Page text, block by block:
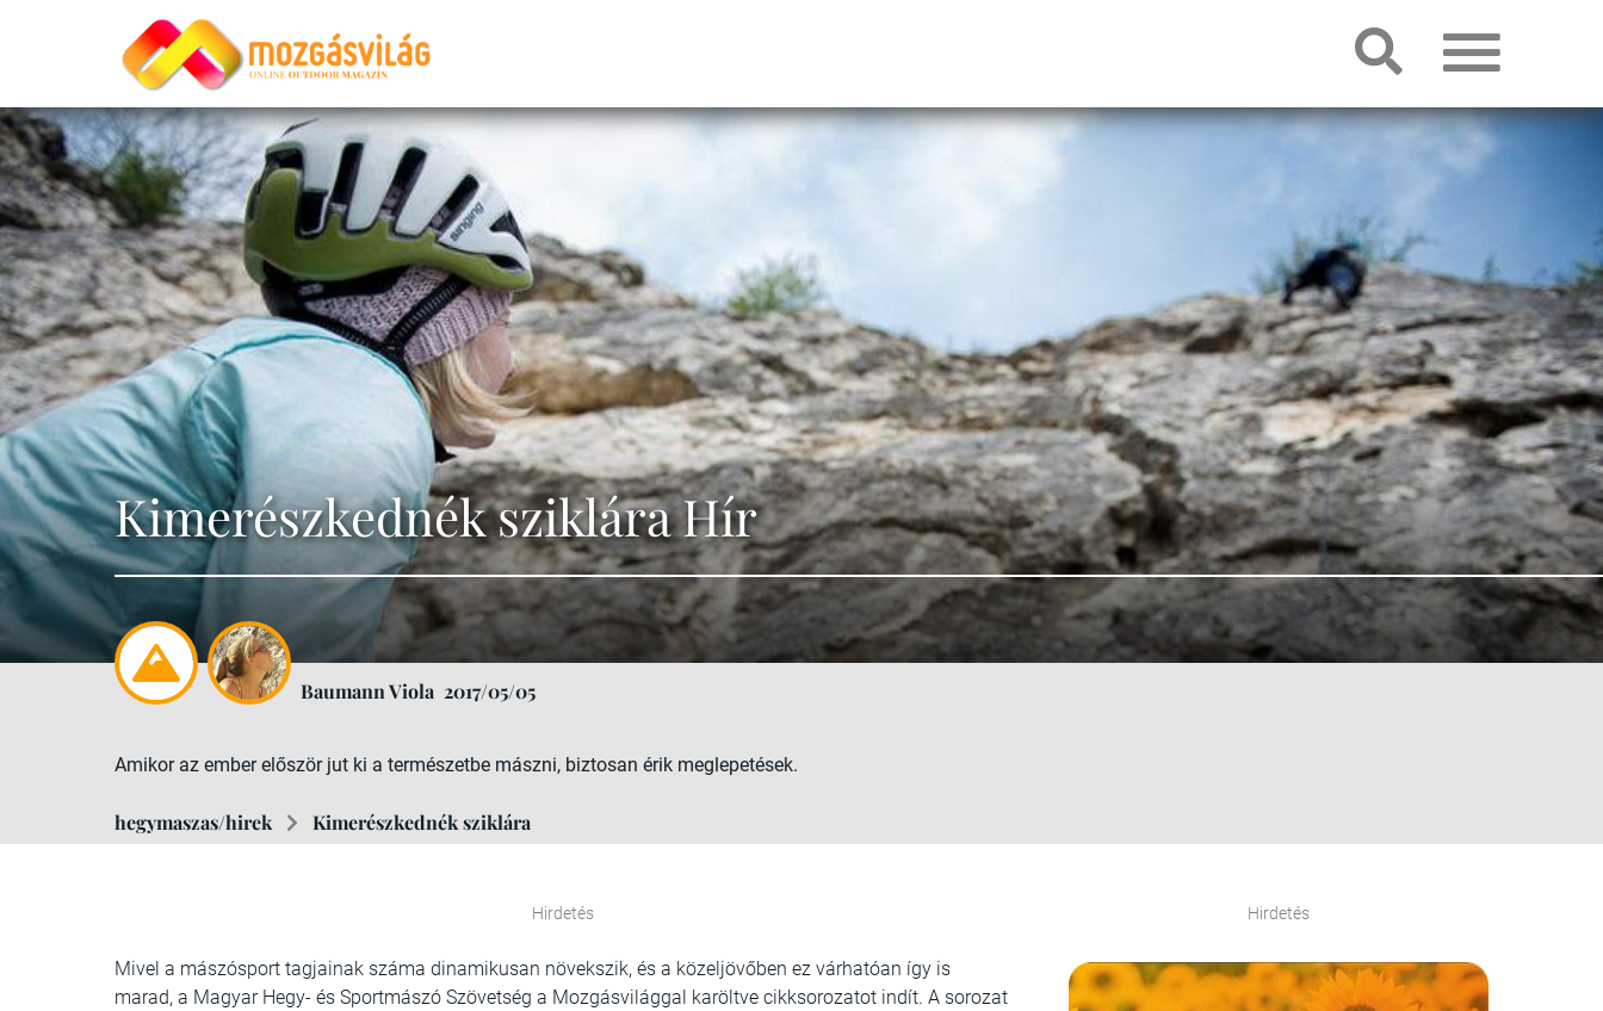
Kimerészkednék sziklára Hír
Baumann Viola 2017/05/05
Amikor az ember először jut ki a természetbe mászni, biztosan érik meglepetések.
hegymaszas/hirek Kimerészkednék sziklára
Hirdetés
Mivel a mászósport tagjainak száma dinamikusan növekszik, és a közeljövőben ez várhatóan így is
marad, a Magyar Hegy- és Sportmászó Szövetség a Mozgásvilággal karöltve cikksorozatot indít. A sorozat
Hirdetés